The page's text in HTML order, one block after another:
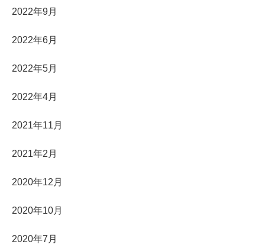
2022年9月
2022年6月
2022年5月
2022年4月
2021年11月
2021年2月
2020年12月
2020年10月
2020年7月